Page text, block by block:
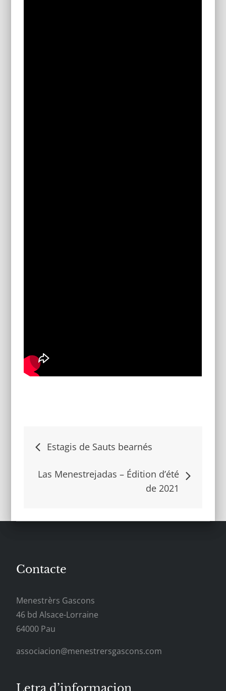
Navigacion
dels
Estagis de Sauts bearnés
Las Menestrejadas – Édition d’été
de 2021
Contacte
Menestrèrs Gascons
46 bd Alsace-Lorraine
64000 Pau
associacion@menestrersgascons.com
Letra d’informacion